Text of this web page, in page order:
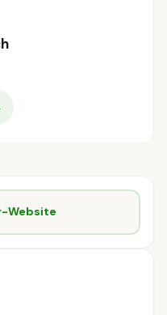
Website